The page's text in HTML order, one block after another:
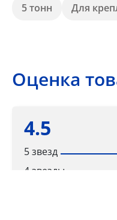
5 тонн Для
Оценка
4.5
5 звезд
4 звезды